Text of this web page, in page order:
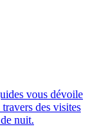
vous dévoile
des visites
nuit.